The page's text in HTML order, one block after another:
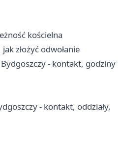
kościelna
złożyć odwołanie
- kontakt, godziny
- kontakt, oddziały,